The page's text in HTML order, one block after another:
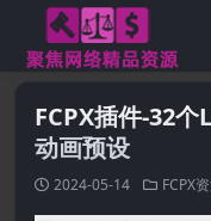
FCPX插件-32
动画预设
2024-05-14 FCPX